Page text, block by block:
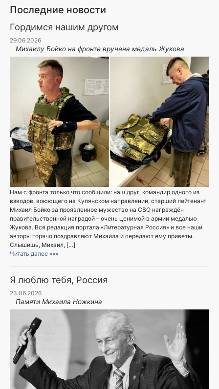
Последние новости
Гордимся нашим другом
29.06.2026
Михаилу Бойко на фронте вручена медаль Жукова
Нам с фронта только что сообщили: наш друг, командир одного из
взводов, воюющего на Купянском направлении, старший лейтенант
Михаил Бойко за проявленное мужество на СВО награждён
правительственной наградой – очень ценимой в армии медалью
Жукова. Вся редакция портала «Литературная Россия» и все наши
авторы горячо поздравляют Михаила и передают ему приветы.
Слышишь, Михаил, […]
Читать далее »»»
Я люблю тебя, Россия
23.06.2026
Памяти Михаила Ножкина